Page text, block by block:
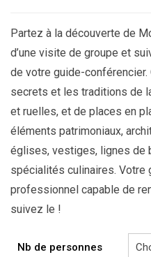
Partez à la découverte de
d’une visite de groupe et
de votre guide-
secrets et les traditions de
et ruelles, et de places en
éléments patrimoniaux,
églises, vestiges, lignes de
spécialités culinaires. Votre
professionnel capable de
suivez le !
Nb de personnes